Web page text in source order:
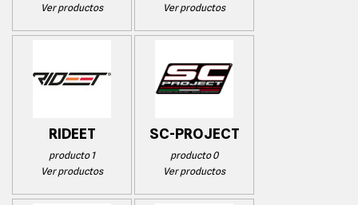
Ver productos
Ver productos
RIDEET
producto 1
Ver productos
SC-PROJECT
producto 0
Ver productos